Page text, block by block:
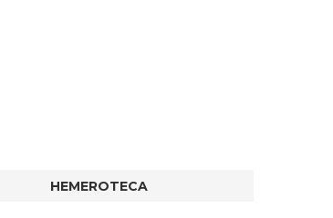
HEMEROTECA